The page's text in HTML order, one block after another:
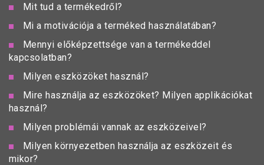
Mit tud a termékedről?
Mi a motivációja a terméked használatában?
Mennyi előképzettsége van a termékeddel
kapcsolatban?
Milyen eszközöket használ?
Mire használja az eszközöket? Milyen applikációkat
használ?
Milyen problémái vannak az eszközeivel?
Milyen környezetben használja az eszközeit és
mikor?